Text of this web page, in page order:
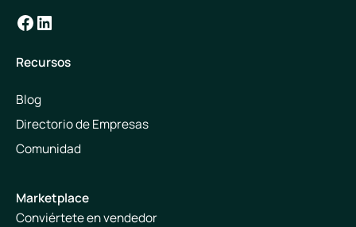
Facebook
LinkedIn
Recursos
Blog
Directorio de Empresas
Comunidad
Marketplace
Conviértete en vendedor